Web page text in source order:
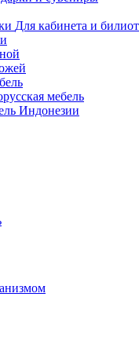
Для кабинета и
мебель
Индонезии